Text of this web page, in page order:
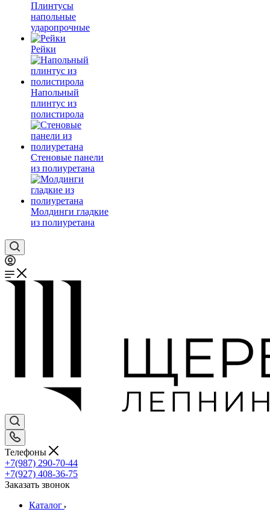
Плинтусы
напольные
ударопрочные
Рейки
Напольный
плинтус из
полистирола
Стеновые панели
из полиуретана
Молдинги гладкие
из полиуретана
Телефоны
+7(987) 290-70-44
+7(927) 408-36-75
Заказать звонок
Каталог